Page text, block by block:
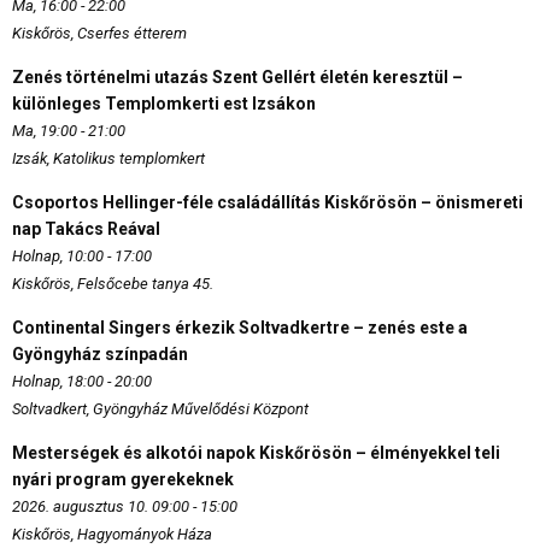
Ma, 16:00 - 22:00
Kiskőrös, Cserfes étterem
Zenés történelmi utazás Szent Gellért életén keresztül –
különleges Templomkerti est Izsákon
Ma, 19:00 - 21:00
Izsák, Katolikus templomkert
Csoportos Hellinger-féle családállítás Kiskőrösön – önismereti
nap Takács Reával
Holnap, 10:00 - 17:00
Kiskőrös, Felsőcebe tanya 45.
Continental Singers érkezik Soltvadkertre – zenés este a
Gyöngyház színpadán
Holnap, 18:00 - 20:00
Soltvadkert, Gyöngyház Művelődési Központ
Mesterségek és alkotói napok Kiskőrösön – élményekkel teli
nyári program gyerekeknek
2026. augusztus 10. 09:00 - 15:00
Kiskőrös, Hagyományok Háza